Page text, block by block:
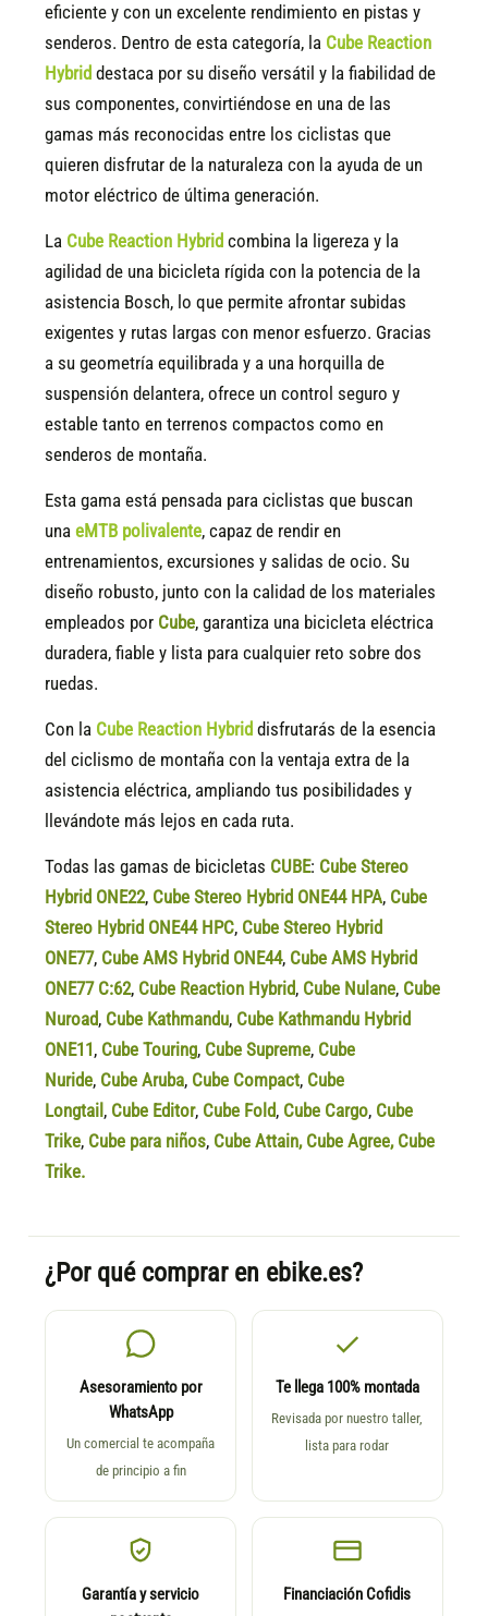
eficiente y con un excelente rendimiento en pistas y
senderos. Dentro de esta categoría, la Cube Reaction
Hybrid destaca por su diseño versátil y la fiabilidad de
sus componentes, convirtiéndose en una de las
gamas más reconocidas entre los ciclistas que
quieren disfrutar de la naturaleza con la ayuda de un
motor eléctrico de última generación.
La Cube Reaction Hybrid combina la ligereza y la
agilidad de una bicicleta rígida con la potencia de la
asistencia Bosch, lo que permite afrontar subidas
exigentes y rutas largas con menor esfuerzo. Gracias
a su geometría equilibrada y a una horquilla de
suspensión delantera, ofrece un control seguro y
estable tanto en terrenos compactos como en
senderos de montaña.
Esta gama está pensada para ciclistas que buscan
unaeMTB polivalente, capaz de rendir en
entrenamientos, excursiones y salidas de ocio. Su
diseño robusto, junto con la calidad de los materiales
empleados por Cube, garantiza una bicicleta eléctrica
duradera, fiable y lista para cualquier reto sobre dos
ruedas.
Con la Cube Reaction Hybrid disfrutarás de la esencia
del ciclismo de montaña con la ventaja extra de la
asistencia eléctrica, ampliando tus posibilidades y
llevándote más lejos en cada ruta.
Todas las gamas de bicicletas CUBE: Cube Stereo
Hybrid ONE22, Cube Stereo Hybrid ONE44 HPA, Cube
Stereo Hybrid ONE44 HPC, Cube Stereo Hybrid
ONE77, Cube AMS Hybrid ONE44, Cube AMS Hybrid
ONE77 C:62, Cube Reaction Hybrid, Cube Nulane, Cube
Nuroad, Cube Kathmandu, Cube Kathmandu Hybrid
ONE11 , Cube Touring, Cube Supreme, Cube
Nuride, Cube Aruba, Cube Compact, Cube
Longtail , Cube Editor, Cube Fold, Cube Cargo, Cube
Trike, Cube para niños, Cube Attain, Cube Agree, Cube
Trike.
¿Por qué comprar en ebike.es?
Asesoramiento por
WhatsApp
Un comercial te acompaña
de principio a fin
Te llega 100% montada
Revisada por nuestro taller,
lista para rodar
Garantía y servicio
Financiación Cofidis